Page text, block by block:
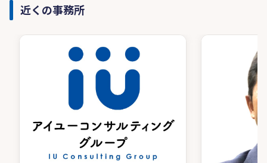
近くの事務所